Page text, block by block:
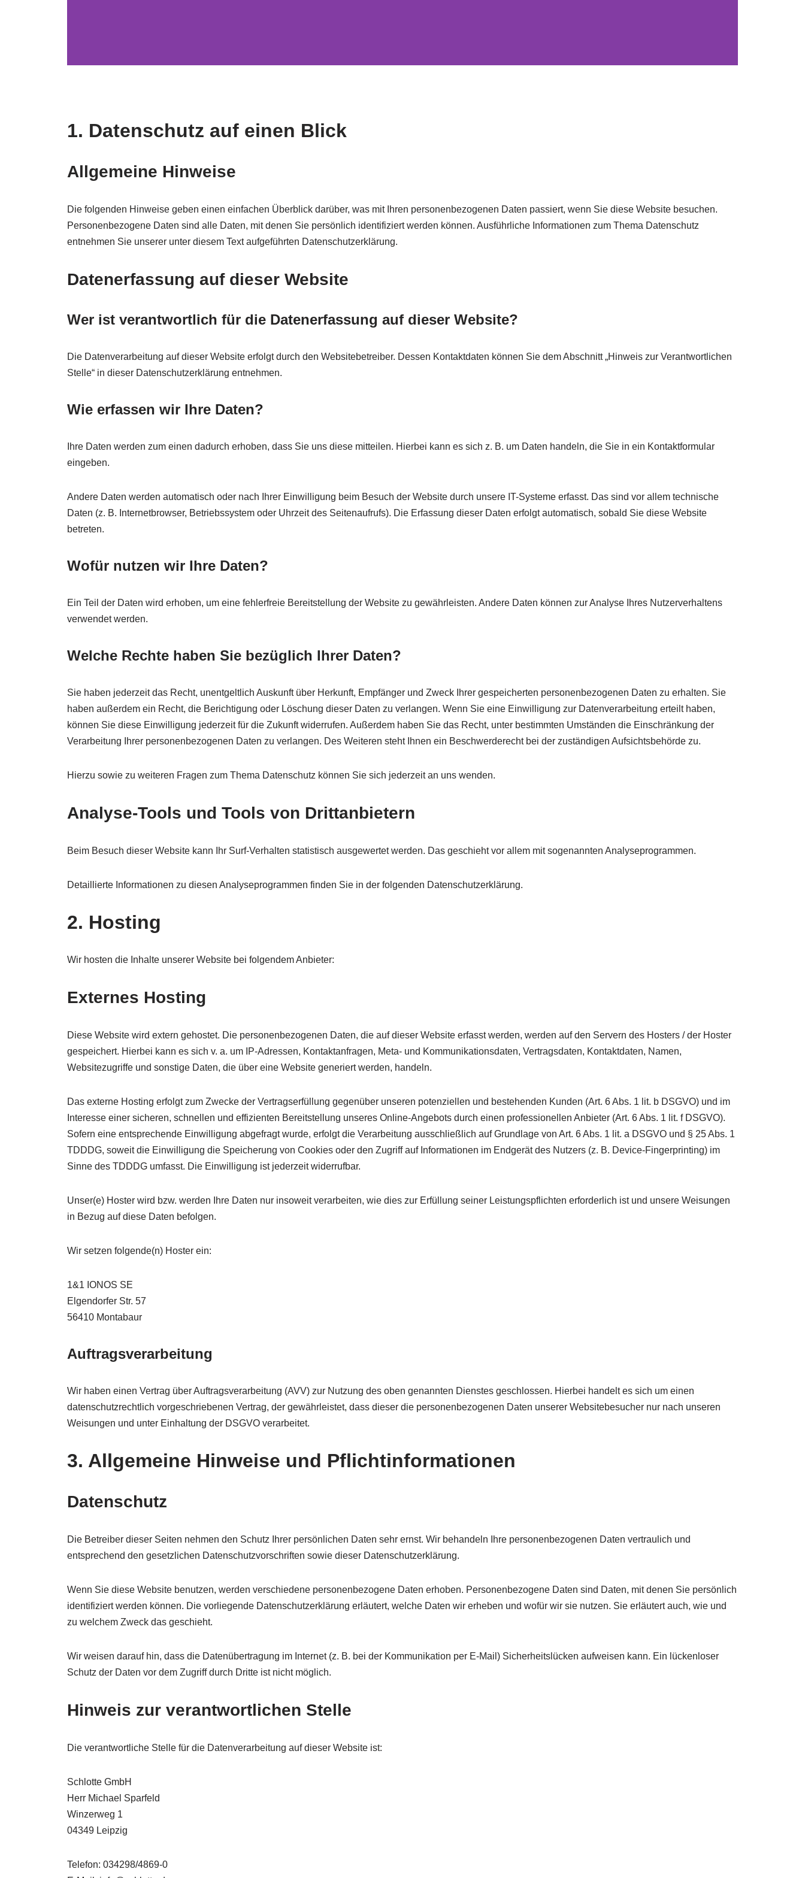
1. Datenschutz auf einen Blick
Allgemeine Hinweise
Die folgenden Hinweise geben einen einfachen Überblick darüber, was mit Ihren personenbezogenen Daten passiert, wenn Sie diese Website besuchen.
Personenbezogene Daten sind alle Daten, mit denen Sie persönlich identifiziert werden können. Ausführliche Informationen zum Thema Datenschutz
entnehmen Sie unserer unter diesem Text aufgeführten Datenschutzerklärung.
Datenerfassung auf dieser Website
Wer ist verantwortlich für die Datenerfassung auf dieser Website?
Die Datenverarbeitung auf dieser Website erfolgt durch den Websitebetreiber. Dessen Kontaktdaten können Sie dem Abschnitt „Hinweis zur Verantwortlichen
Stelle“ in dieser Datenschutzerklärung entnehmen.
Wie erfassen wir Ihre Daten?
Ihre Daten werden zum einen dadurch erhoben, dass Sie uns diese mitteilen. Hierbei kann es sich z. B. um Daten handeln, die Sie in ein Kontaktformular
eingeben.
Andere Daten werden automatisch oder nach Ihrer Einwilligung beim Besuch der Website durch unsere IT-Systeme erfasst. Das sind vor allem technische
Daten (z. B. Internetbrowser, Betriebssystem oder Uhrzeit des Seitenaufrufs). Die Erfassung dieser Daten erfolgt automatisch, sobald Sie diese Website
betreten.
Wofür nutzen wir Ihre Daten?
Ein Teil der Daten wird erhoben, um eine fehlerfreie Bereitstellung der Website zu gewährleisten. Andere Daten können zur Analyse Ihres Nutzerverhaltens
verwendet werden.
Welche Rechte haben Sie bezüglich Ihrer Daten?
Sie haben jederzeit das Recht, unentgeltlich Auskunft über Herkunft, Empfänger und Zweck Ihrer gespeicherten personenbezogenen Daten zu erhalten. Sie
haben außerdem ein Recht, die Berichtigung oder Löschung dieser Daten zu verlangen. Wenn Sie eine Einwilligung zur Datenverarbeitung erteilt haben,
können Sie diese Einwilligung jederzeit für die Zukunft widerrufen. Außerdem haben Sie das Recht, unter bestimmten Umständen die Einschränkung der
Verarbeitung Ihrer personenbezogenen Daten zu verlangen. Des Weiteren steht Ihnen ein Beschwerderecht bei der zuständigen Aufsichtsbehörde zu.
Hierzu sowie zu weiteren Fragen zum Thema Datenschutz können Sie sich jederzeit an uns wenden.
Analyse-Tools und Tools von Dritt­anbietern
Beim Besuch dieser Website kann Ihr Surf-Verhalten statistisch ausgewertet werden. Das geschieht vor allem mit sogenannten Analyseprogrammen.
Detaillierte Informationen zu diesen Analyseprogrammen finden Sie in der folgenden Datenschutzerklärung.
2. Hosting
Wir hosten die Inhalte unserer Website bei folgendem Anbieter:
Externes Hosting
Diese Website wird extern gehostet. Die personenbezogenen Daten, die auf dieser Website erfasst werden, werden auf den Servern des Hosters / der Hoster
gespeichert. Hierbei kann es sich v. a. um IP-Adressen, Kontaktanfragen, Meta- und Kommunikationsdaten, Vertragsdaten, Kontaktdaten, Namen,
Websitezugriffe und sonstige Daten, die über eine Website generiert werden, handeln.
Das externe Hosting erfolgt zum Zwecke der Vertragserfüllung gegenüber unseren potenziellen und bestehenden Kunden (Art. 6 Abs. 1 lit. b DSGVO) und im
Interesse einer sicheren, schnellen und effizienten Bereitstellung unseres Online-Angebots durch einen professionellen Anbieter (Art. 6 Abs. 1 lit. f DSGVO).
Sofern eine entsprechende Einwilligung abgefragt wurde, erfolgt die Verarbeitung ausschließlich auf Grundlage von Art. 6 Abs. 1 lit. a DSGVO und § 25 Abs. 1
TDDDG, soweit die Einwilligung die Speicherung von Cookies oder den Zugriff auf Informationen im Endgerät des Nutzers (z. B. Device-Fingerprinting) im
Sinne des TDDDG umfasst. Die Einwilligung ist jederzeit widerrufbar.
Unser(e) Hoster wird bzw. werden Ihre Daten nur insoweit verarbeiten, wie dies zur Erfüllung seiner Leistungspflichten erforderlich ist und unsere Weisungen
in Bezug auf diese Daten befolgen.
Wir setzen folgende(n) Hoster ein:
1&1 IONOS SE
Elgendorfer Str. 57
56410 Montabaur
Auftragsverarbeitung
Wir haben einen Vertrag über Auftragsverarbeitung (AVV) zur Nutzung des oben genannten Dienstes geschlossen. Hierbei handelt es sich um einen
datenschutzrechtlich vorgeschriebenen Vertrag, der gewährleistet, dass dieser die personenbezogenen Daten unserer Websitebesucher nur nach unseren
Weisungen und unter Einhaltung der DSGVO verarbeitet.
3. Allgemeine Hinweise und Pflicht­informationen
Datenschutz
Die Betreiber dieser Seiten nehmen den Schutz Ihrer persönlichen Daten sehr ernst. Wir behandeln Ihre personenbezogenen Daten vertraulich und
entsprechend den gesetzlichen Datenschutzvorschriften sowie dieser Datenschutzerklärung.
Wenn Sie diese Website benutzen, werden verschiedene personenbezogene Daten erhoben. Personenbezogene Daten sind Daten, mit denen Sie persönlich
identifiziert werden können. Die vorliegende Datenschutzerklärung erläutert, welche Daten wir erheben und wofür wir sie nutzen. Sie erläutert auch, wie und
zu welchem Zweck das geschieht.
Wir weisen darauf hin, dass die Datenübertragung im Internet (z. B. bei der Kommunikation per E-Mail) Sicherheitslücken aufweisen kann. Ein lückenloser
Schutz der Daten vor dem Zugriff durch Dritte ist nicht möglich.
Hinweis zur verantwortlichen Stelle
Die verantwortliche Stelle für die Datenverarbeitung auf dieser Website ist:
Schlotte GmbH
Herr Michael Sparfeld
Winzerweg 1
04349 Leipzig
Telefon: 034298/4869-0